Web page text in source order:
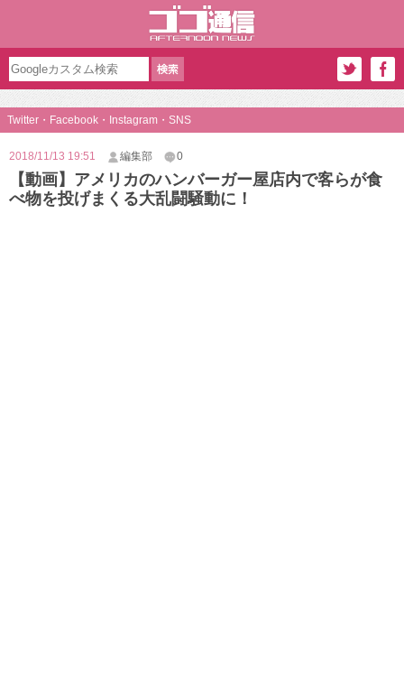
Twitter・Facebook・Instagram・SNS
2018/11/13 19:51 編集部 0
【動画】アメリカのハンバーガー屋店内で客らが食
べ物を投げまくる大乱闘騒動に！